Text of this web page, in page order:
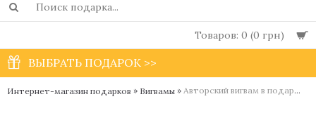
Товаров: 0 (0 грн)
ВЫБРАТЬ ПОДАРОК >>
Интернет-магазин подарков » Вигвамы » Авторский вигвам в подарок Северный ветер